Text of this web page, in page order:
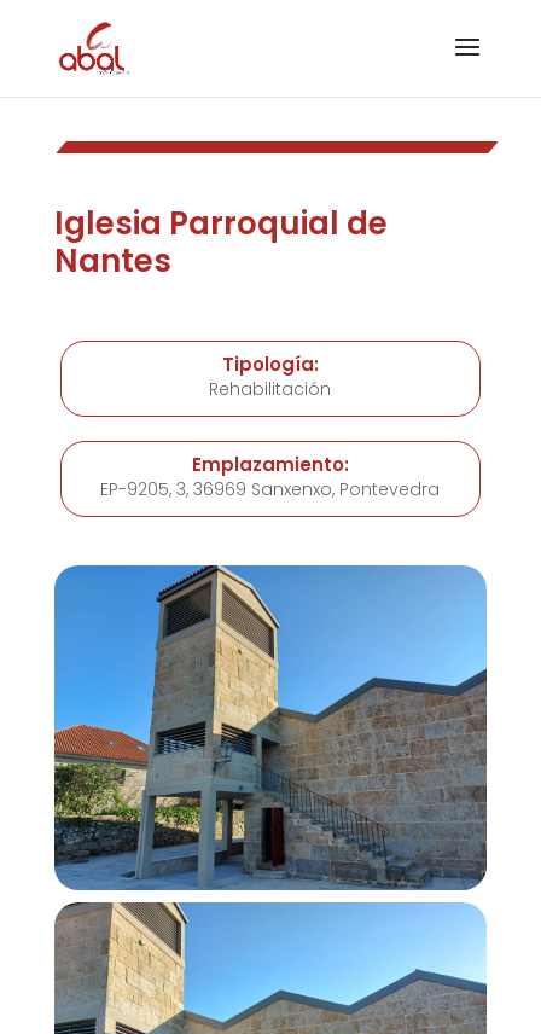
Iglesia Parroquial de
Nantes
Tipología:
Rehabilitación
Emplazamiento:
EP-9205, 3, 36969 Sanxenxo, Pontevedra